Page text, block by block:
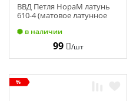
ВВД Петля НораМ латунь
610-4 (матовое латунное
№2в наличии
99 /шт